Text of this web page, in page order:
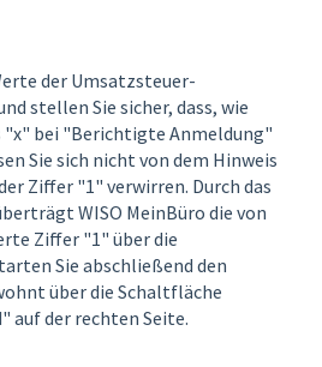
der Umsatzsteuer-
stellen Sie sicher, dass, wie
bei "Berichtigte Anmeldung"
Sie sich nicht von dem Hinweis
Ziffer "1" verwirren. Durch das
WISO MeinBüro die von
Ziffer "1" über die
Sie abschließend den
über die Schaltfläche
auf der rechten Seite.